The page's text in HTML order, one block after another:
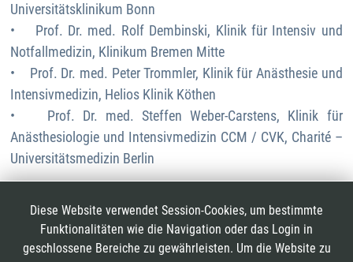
Universitätsklinikum Bonn
• Prof. Dr. med. Rolf Dembinski, Klinik für Intensiv und
Notfallmedizin, Klinikum Bremen Mitte
• Prof. Dr. med. Peter Trommler, Klinik für Anästhesie und
Intensivmedizin, Helios Klinik Köthen
• Prof. Dr. med. Steffen Weber-Carstens, Klinik für
Anästhesiologie und Intensivmedizin CCM / CVK, Charité –
Universitätsmedizin Berlin
Sprecher Wissenschaftlicher Arbeitskreis
Intensivmedizin (WAKI)
Prof. Dr. med. Thorsten Brenner, Klinik für Anästhesiologie
und Intensivmedizin, Universitätsmedizin Essen
Diese Website verwendet Session-Cookies, um bestimmte
Funktionalitäten wie die Navigation oder das Login in
geschlossene Bereiche zu gewährleisten. Um die Website zu